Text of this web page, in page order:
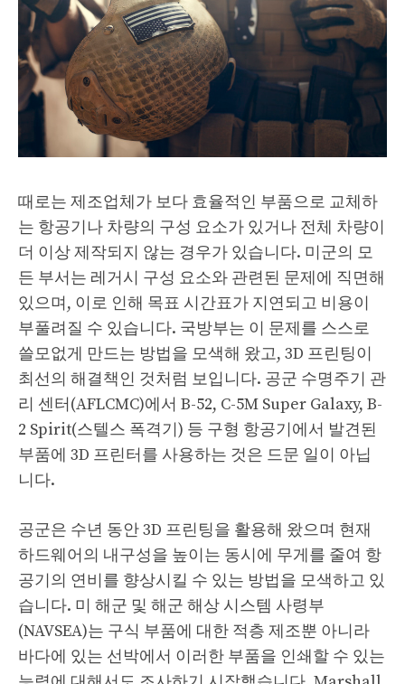
때로는 제조업체가 보다 효율적인 부품으로 교체하
는 항공기나 차량의 구성 요소가 있거나 전체 차량이
더 이상 제작되지 않는 경우가 있습니다. 미군의 모
든 부서는 레거시 구성 요소와 관련된 문제에 직면해
있으며, 이로 인해 목표 시간표가 지연되고 비용이
부풀려질 수 있습니다. 국방부는 이 문제를 스스로
쓸모없게 만드는 방법을 모색해 왔고, 3D 프린팅이
최선의 해결책인 것처럼 보입니다. 공군 수명주기 관
리 센터(AFLCMC)에서 B-52, C-5M Super Galaxy, B-
2 Spirit(스텔스 폭격기) 등 구형 항공기에서 발견된
부품에 3D 프린터를 사용하는 것은 드문 일이 아닙
니다.
공군은 수년 동안 3D 프린팅을 활용해 왔으며 현재
하드웨어의 내구성을 높이는 동시에 무게를 줄여 항
공기의 연비를 향상시킬 수 있는 방법을 모색하고 있
습니다. 미 해군 및 해군 해상 시스템 사령부
(NAVSEA)는 구식 부품에 대한 적층 제조뿐 아니라
바다에 있는 선박에서 이러한 부품을 인쇄할 수 있는